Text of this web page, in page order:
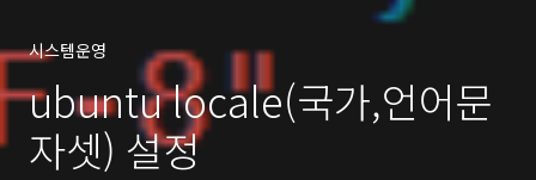
시스템운영
ubuntu locale(국가,언어문
자셋) 설정